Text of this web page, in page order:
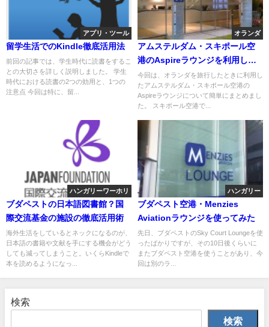
アプリ・ツール
留学生活でのKindle徹底活用法
前回の記事では、学生時代に読書をするこ
との大切さを詳しく説明しました。 学生
時代における読書の2つの効用と、1つの
注意点 今回は特に、留...
オランダ
アムステルダム・スキポール空
港のAspireラウンジを利用して
みた
今回は、オランダを旅行したときに利用し
たアムステルダム・スキポール空港の
Aspireラウンジについて簡単にまとめまし
た。 スキポール空港で...
ハンガリーワーホリ
ブダペストの日本語図書館？国
際交流基金の施設の徹底活用術
海外生活をしているとネックになるのが、
日本語の書籍や文献を手にする機会がどう
しても減ってしまうこと。いくらKindleで
本を読めるようになっ...
ハンガリー
ブダペスト空港・Menzies
Aviationラウンジを使ってみた
先日、ブダペストのSky Court Loungeを使
ったばかりですが、その10日後くらいに
またブダペスト空港を使うことがあり、今
回は別のラ...
検索
検索